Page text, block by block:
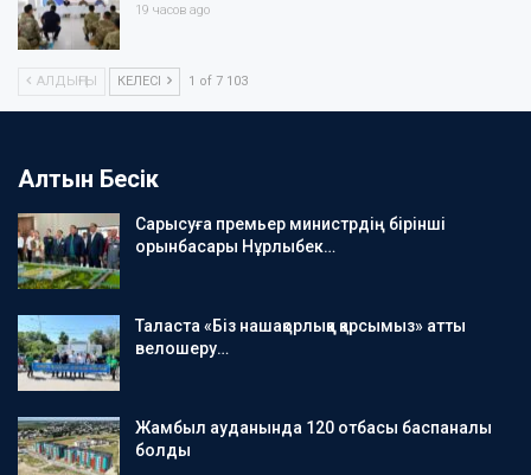
19 часов ago
АЛДЫҢҒЫ КЕЛЕСІ 1 of 7 103
Алтын Бесік
Сарысуға премьер министрдің бірінші
орынбасары Нұрлыбек…
Таласта «Біз нашақорлыққа қарсымыз» атты
велошеру…
Жамбыл ауданында 120 отбасы баспаналы
болды